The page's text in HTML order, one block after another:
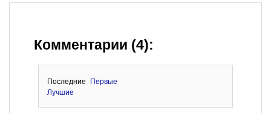
Комментарии (4):
Последние
Первые
Лучшие